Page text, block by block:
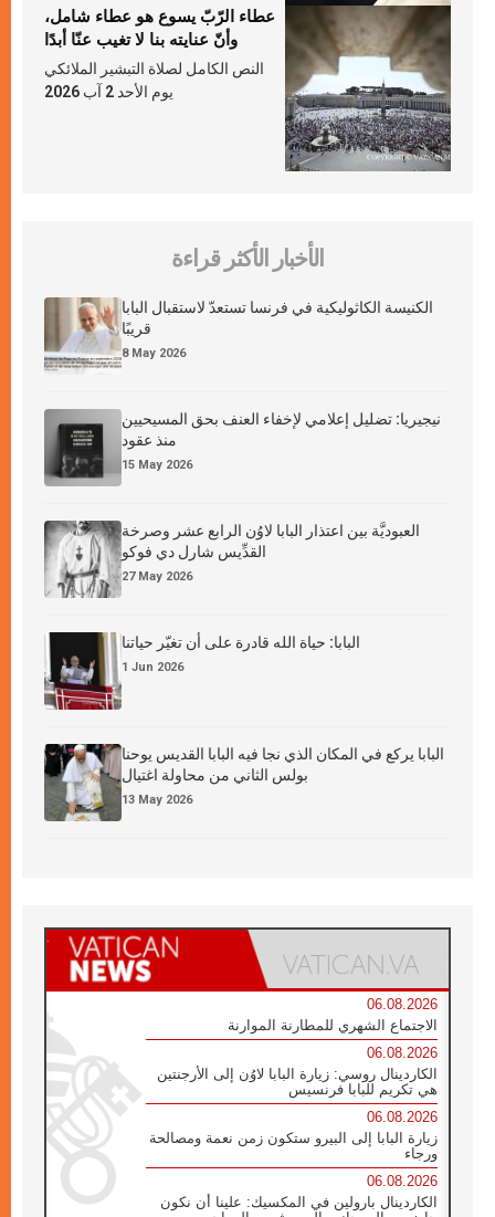
عطاء الرّبّ يسوع هو عطاء شامل،
وأنّ عنايته بنا لا تغيب عنّا أبدًا
النص الكامل لصلاة التبشير الملائكي
يوم الأحد 2 آب 2026
الأخبار الأكثر قراءة
الكنيسة الكاثوليكية في فرنسا تستعدّ لاستقبال البابا
قريبًا
8 May 2026
نيجيريا: تضليل إعلامي لإخفاء العنف بحق المسيحيين
منذ عقود
15 May 2026
العبوديَّة بين اعتذار البابا لاوُن الرابع عشر وصرخة
القدِّيس شارل دي فوكو
27 May 2026
البابا: حياة الله قادرة على أن تغيّر حياتنا
1 Jun 2026
البابا يركع في المكان الذي نجا فيه البابا القديس يوحنا
بولس الثاني من محاولة اغتيال
13 May 2026
06.08.2026
الاجتماع الشهري للمطارنة الموارنة
06.08.2026
الكاردينال روسي: زيارة البابا لاوُن إلى الأرجنتين
هي تكريم للبابا فرنسيس
06.08.2026
زيارة البابا إلى البيرو ستكون زمن نعمة ومصالحة
ورجاء
06.08.2026
الكاردينال بارولين في المكسيك: علينا أن نكون